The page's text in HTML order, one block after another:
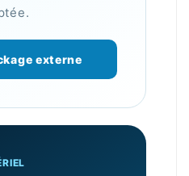
externe